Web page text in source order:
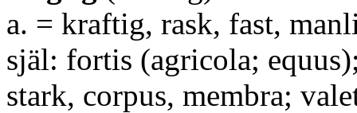
a. = kraftig, rask, fast,
själ: fortis (agricola;
stark, corpus, membra;